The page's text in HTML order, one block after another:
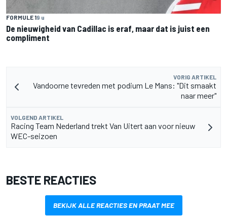
FORMULE 19 u
De nieuwigheid van Cadillac is eraf, maar dat is juist een
compliment
VORIG ARTIKEL
Vandoorne tevreden met podium Le Mans: "Dit smaakt
naar meer"
VOLGEND ARTIKEL
Racing Team Nederland trekt Van Uitert aan voor nieuw
WEC-seizoen
BESTE REACTIES
BEKIJK ALLE REACTIES EN PRAAT MEE